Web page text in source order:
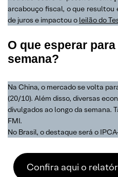
arcabouço fiscal, o que resultou
de juros e impactou o leilão do
O que esperar
semana?
Na China, o mercado se volta
(20/10). Além disso, diversas
divulgados ao longo da semana.
FMI.
No Brasil, o destaque será o
Confira aqui o